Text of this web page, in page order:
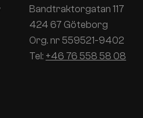
Bandtraktorgatan 117
424 67 Göteborg
Org. nr 559521-9402
Tel: +46 76 558 58 08